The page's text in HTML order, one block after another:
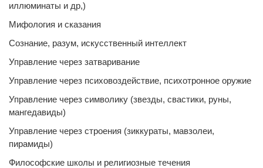
иллюминаты и др,)
Мифология и сказания
Сознание, разум, искусственный интеллект
Управление через затваривание
Управление через психовоздействие, психотронное оружие
Управление через символику (звезды, свастики, руны,
мангедавиды)
Управление через строения (зиккураты, мавзолеи,
пирамиды)
Философские школы и религиозные течения